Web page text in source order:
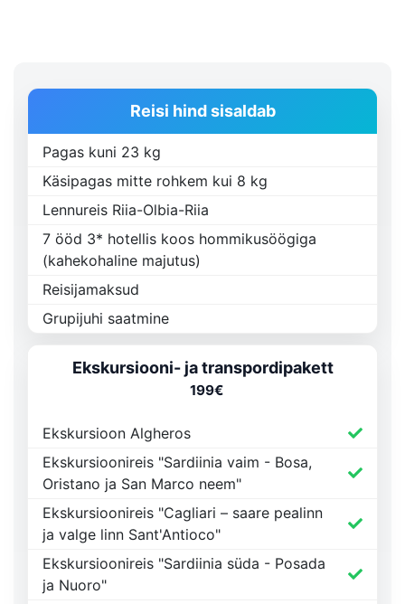
Reisi hind sisaldab
Pagas kuni 23 kg
Käsipagas mitte rohkem kui 8 kg
Lennureis Riia-Olbia-Riia
7 ööd 3* hotellis koos hommikusöögiga
(kahekohaline majutus)
Reisijamaksud
Grupijuhi saatmine
Ekskursiooni- ja transpordipakett
199€
Ekskursioon Algheros
Ekskursioonireis "Sardiinia vaim - Bosa,
Oristano ja San Marco neem"
Ekskursioonireis "Cagliari – saare pealinn
ja valge linn Sant'Antioco"
Ekskursioonireis "Sardiinia süda - Posada
ja Nuoro"